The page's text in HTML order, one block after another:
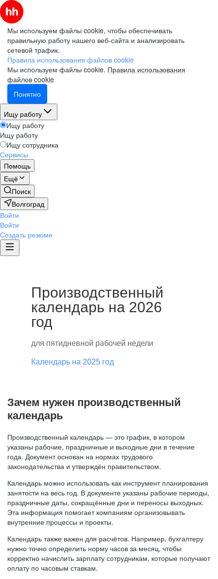
Мы используем файлы cookie, чтобы обеспечивать
правильную работу нашего веб-сайта и анализировать
сетевой трафик.
Правила использования файлов cookie
Мы используем файлы cookie. Правила использования
файлов cookie
Понятно
Ищу работу
Ищу работу
Ищу работу
Ищу сотрудника
Сервисы
Помощь
Ещё
Поиск
Волгоград
Войти
Войти
Создать резюме
Производственный
календарь на 2026
год
для пятидневной рабочей недели
Календарь на 2025 год
Зачем нужен производственный
календарь
Производственный календарь — это график, в котором
указаны рабочие, праздничные и выходные дни в течение
года. Документ основан на нормах трудового
законодательства и утверждён правительством.
Календарь можно использовать как инструмент планирования
занятости на весь год. В документе указаны рабочие периоды,
праздничные даты, сокращённые дни и переносы выходных.
Эта информация помогает компаниям организовывать
внутренние процессы и проекты.
Календарь также важен для расчётов. Например, бухгалтеру
нужно точно определить норму часов за месяц, чтобы
корректно начислить зарплату сотрудникам, которые получают
оплату по часовым ставкам.